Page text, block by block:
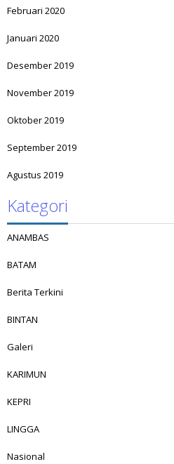
Februari 2020
Januari 2020
Desember 2019
November 2019
Oktober 2019
September 2019
Agustus 2019
Kategori
ANAMBAS
BATAM
Berita Terkini
BINTAN
Galeri
KARIMUN
KEPRI
LINGGA
Nasional